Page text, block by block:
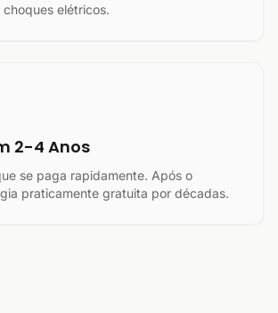
elétricos.
2-4 Anos
se paga rapidamente. Após o
praticamente gratuita por décadas.